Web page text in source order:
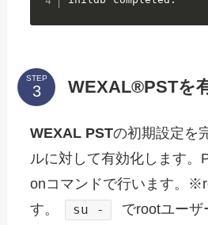
STEP WEXAL®PSTを
WEXAL PSTの初期設定を
ルに対して有効化します。
onコマンドで行います。
す。
su -
でrootユー